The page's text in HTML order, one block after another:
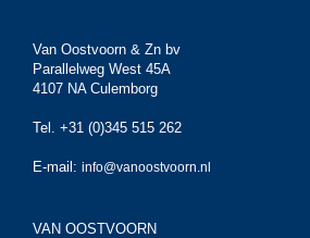
Van Oostvoorn & Zn bv
Parallelweg West 45A
4107 NA Culemborg
Tel. +31 (0)345 515 262
E-mail: info@vanoostvoorn.nl
VAN OOSTVOORN